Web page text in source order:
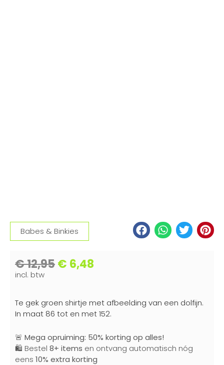
Babes & Binkies
€12,95€ 6,48
incl. btw
Te gek groen shirtje met afbeelding van een dolfijn.
In maat 86 tot en met 152.
🚨 Mega opruiming: 50% korting op alles!
🛍️ Bestel 8+ items en ontvang automatisch nóg
eens 10% extra korting